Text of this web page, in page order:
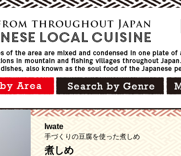
Iwate
手づくりの豆腐を使った煮しめ
煮しめ